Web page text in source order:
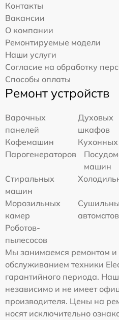
Контакты
Вакансии
О компании
Ремонтируемые модели
Наши услуги
Согласие на обработку
Способы оплаты
Ремонт устройств
Варочных
панелей
Духовых
шкафов
Кофемашин
Кухонных
Парогенераторов
машин
Стиральных
машин
Морозильных
камер
автоматов
Роботов-
пылесосов
Мы занимаемся ремонтом и
обслуживанием техники
гарантийного периода.
независимо и не имеет
производителя. Цены на
носят исключительно